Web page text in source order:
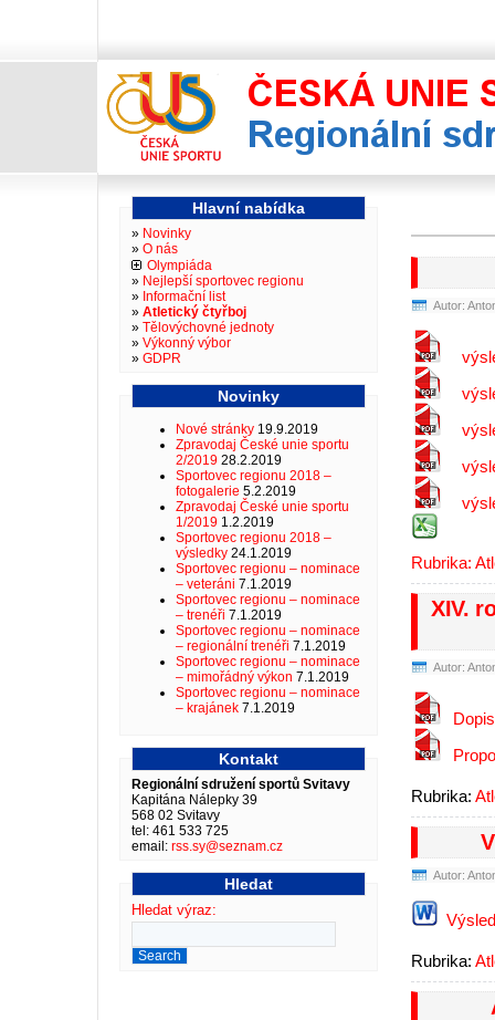
Hlavní nabídka
Novinky
O nás
Olympiáda
Nejlepší sportovec regionu
Informační list
Atletický čtyřboj
Tělovýchovné jednoty
Výkonný výbor
GDPR
Novinky
Nové stránky 19.9.2019
Zpravodaj České unie sportu
2/2019 28.2.2019
Sportovec regionu 2018 –
fotogalerie 5.2.2019
Zpravodaj České unie sportu
1/2019 1.2.2019
Sportovec regionu 2018 –
výsledky 24.1.2019
Sportovec regionu – nominace
– veteráni 7.1.2019
Sportovec regionu – nominace
– trenéři 7.1.2019
Sportovec regionu – nominace
– regionální trenéři 7.1.2019
Sportovec regionu – nominace
– mimořádný výkon 7.1.2019
Sportovec regionu – nominace
– krajánek 7.1.2019
Kontakt
Regionální sdružení sportů Svitavy
Kapitána Nálepky 39
568 02 Svitavy
tel: 461 533 725
email: rss.sy@seznam.cz
Hledat
Hledat výraz:
Autor:
Rubrika:
XIV.
Autor:
Rubrika:
Autor:
Rubrika: